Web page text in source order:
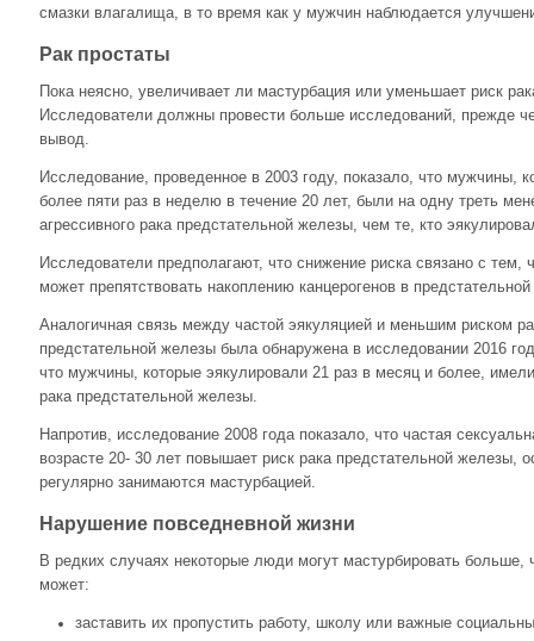
смазки влагалища, в то время как у мужчин наблюдается
Рак простаты
Пока неясно, увеличивает ли мастурбация или уменьшает риск
Исследователи должны провести больше исследований, прежде
вывод.
Исследование, проведенное в 2003 году, показало, что мужчины,
более пяти раз в неделю в течение 20 лет, были на одну треть
агрессивного рака предстательной железы, чем те, кто
Исследователи предполагают, что снижение риска связано с тем,
может препятствовать накоплению канцерогенов в
Аналогичная связь между частой эякуляцией и меньшим риском
предстательной железы была обнаружена в исследовании 2016
что мужчины, которые эякулировали 21 раз в месяц и более,
рака предстательной железы.
Напротив, исследование 2008 года показало, что частая
возрасте 20- 30 лет повышает риск рака предстательной железы,
регулярно занимаются мастурбацией.
Нарушение повседневной жизни
В редких случаях некоторые люди могут мастурбировать больше,
может:
заставить их пропустить работу, школу или важные